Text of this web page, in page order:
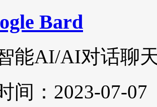
Bard
能AI/AI对话聊
间：2023-07-07